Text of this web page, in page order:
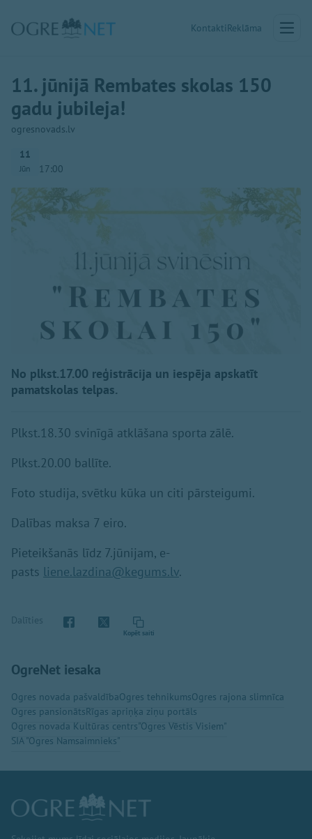
KontaktiReklāma
11. jūnijā Rembates skolas 150
gadu jubileja!
ogresnovads.lv
11
Jūn 17:00
No plkst.17.00 reģistrācija un iespēja apskatīt
pamatskolas telpas.
Plkst.18.30 svinīgā atklāšana sporta zālē.
Plkst.20.00 ballīte.
Foto studija, svētku kūka un citi pārsteigumi.
Dalības maksa 7 eiro.
Pieteikšanās līdz 7.jūnijam, e-
pasts liene.lazdina@kegums.lv.
Dalīties
Kopēt saiti
OgreNet iesaka
Ogres novada pašvaldībaOgres tehnikumsOgres rajona slimnīca
Ogres pansionātsRīgas apriņķa ziņu portāls
Ogres novada Kultūras centrs"Ogres Vēstis Visiem"
SIA "Ogres Namsaimnieks"